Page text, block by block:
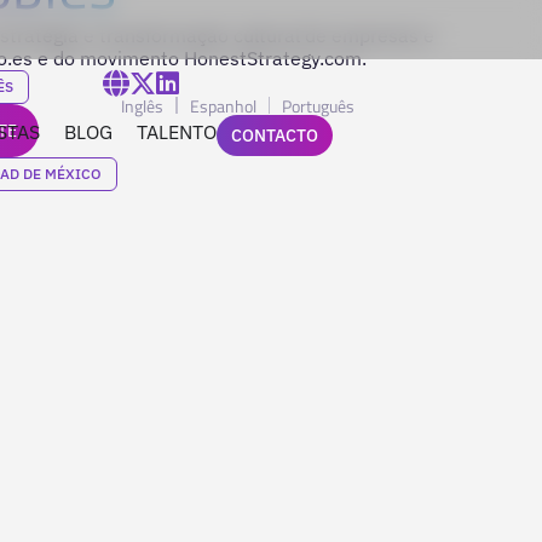
BLOG TALENTO
Inglês Espanhol Português
CONTACTO
e transformação cultural de empresas e
e do movimento HonestStrategy.com.
DE MÉXICO